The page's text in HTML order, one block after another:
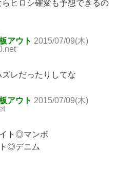
ヒロシ確変も予想できるの
アウト 2015/07/09(木)
レだったりしてな
アウト 2015/07/09(木)
ト◎マンボ
◎デニム